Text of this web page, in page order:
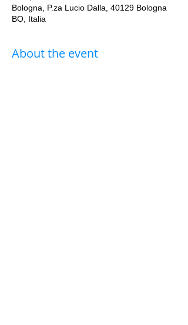
Bologna, P.za Lucio Dalla, 40129 Bologna
BO, Italia
About the event